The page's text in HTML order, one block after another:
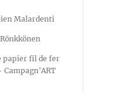
Malardenti
papier fil de fer
Campagn'ART